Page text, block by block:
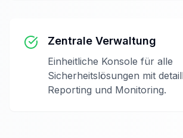
Zentrale Verwaltung
Einheitliche Konsole für alle
Sicherheitslösungen mit
Reporting und Monitoring.